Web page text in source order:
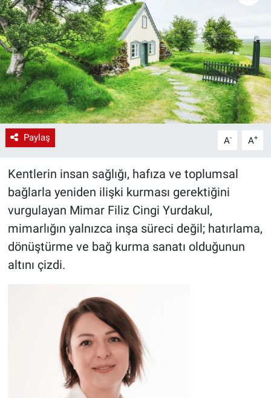
Paylaş A- A+
Kentlerin insan sağlığı, hafıza ve toplumsal
bağlarla yeniden ilişki kurması gerektiğini
vurgulayan Mimar Filiz Cingi Yurdakul,
mimarlığın yalnızca inşa süreci değil; hatırlama,
dönüştürme ve bağ kurma sanatı olduğunun
altını çizdi.